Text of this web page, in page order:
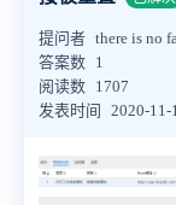
提问者 there is no
答案数 1
阅读数 1707
发表时间
2020-11-